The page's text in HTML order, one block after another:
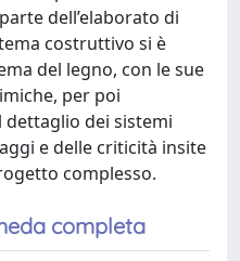
dell’elaborato di
costruttivo si è
del legno, con le sue
per poi
dettaglio dei sistemi
e delle criticità insite
complesso.
completa